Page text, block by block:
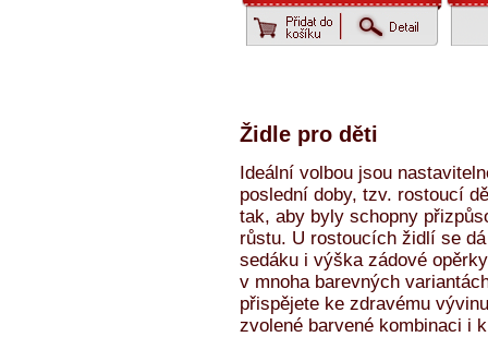
Židle pro děti
Ideální volbou jsou
poslední doby, tzv. rostoucí
tak, aby byly schopny
růstu. U rostoucích židlí se
sedáku i výška zádové
v mnoha barevných
přispějete ke zdravému
zvolené barvené kombinaci i